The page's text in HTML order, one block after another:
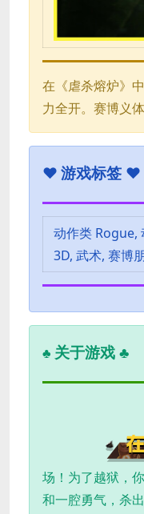
在《虐杀熔炉》
力全开。赛博义
♥ 游戏标签 ♥
动作类 Rogue,
3D, 武术, 赛博
♣ 关于游戏 ♣
场！为了越狱，
和一腔勇气，杀